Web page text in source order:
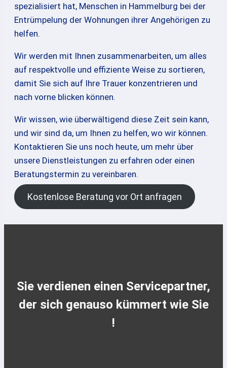
spezialisiert hat, Menschen in Hammelburg bei der
Entrümpelung der Wohnungen ihrer Angehörigen zu
helfen.
Wir werden mit Ihnen zusammenarbeiten, um alles
auf respektvolle und effiziente Weise zu sortieren,
damit Sie sich auf Ihre Trauer konzentrieren und
nach vorne blicken können.
Wir wissen, wie überwältigend diese Zeit sein kann,
und wir sind da, um Ihnen zu helfen, wo wir können.
Kontaktieren Sie uns noch heute, um mehr über
unsere Dienstleistungen zu erfahren oder einen
Beratungstermin zu vereinbaren.
Kostenlose Beratung vor Ort anfragen
Sie verdienen einen Servicepartner,
der sich genauso kümmert wie Sie
!